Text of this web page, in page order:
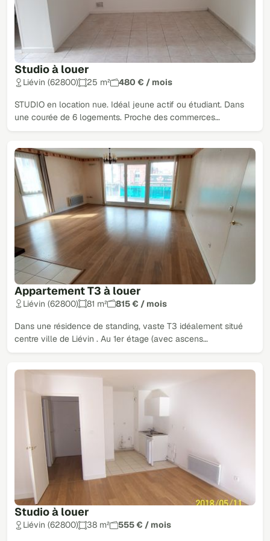
Studio à louer
Liévin (62800) 25 m² 480 € / mois
STUDIO en location nue. Idéal jeune actif ou étudiant. Dans
une courée de 6 logements. Proche des commerces…
Appartement T3 à louer
Liévin (62800) 81 m² 815 € / mois
Dans une résidence de standing, vaste T3 idéalement situé
centre ville de Liévin . Au 1er étage (avec ascens…
Studio à louer
Liévin (62800) 38 m² 555 € / mois